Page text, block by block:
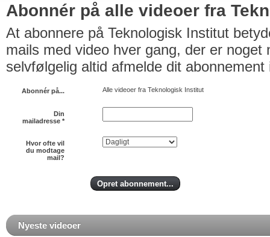
Abonnér på alle videoer fra
At abonnere på Teknologisk Institut
mails med video hver gang, der er noget
selvfølgelig altid afmelde dit abonnement
Abonnér på... Alle videoer fra Teknologisk Institut
Din
mailadresse *
Hvor ofte vil
du modtage
mail?
Nyeste videoer